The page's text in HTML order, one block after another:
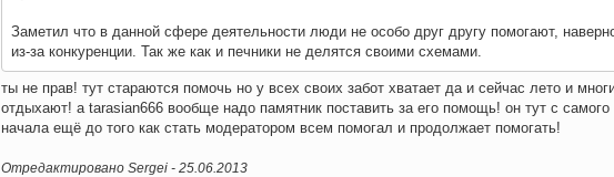
Заметил что в данной сфере деятельности люди не особо друг другу помогают,
из-за конкуренции. Так же как и печники не делятся своими схемами.
ты не прав! тут стараются помочь но у всех своих забот хватает да и сейчас лето и
отдыхают! а tarasian666 вообще надо памятник поставить за его помощь! он тут с самого
начала ещё до того как стать модератором всем помогал и продолжает помогать!
Отредактировано Sergei - 25.06.2013